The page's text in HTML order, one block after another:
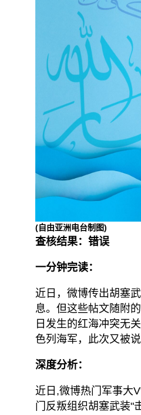
(自由亚洲电台制图)
查核结果：错误
一分钟完读：
近日，微博传出胡塞
息。但这些帖文随附
日发生的红海冲突无
色列海军，此次又被
深度分析：
近日,微博热门军事大
门反叛组织胡塞武装"